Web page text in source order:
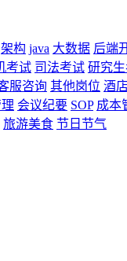
架构 java 大数据 后端
考试 司法考试 研究
服咨询 其他岗位 酒
会议纪要 SOP 成本
旅游美食 节日节气